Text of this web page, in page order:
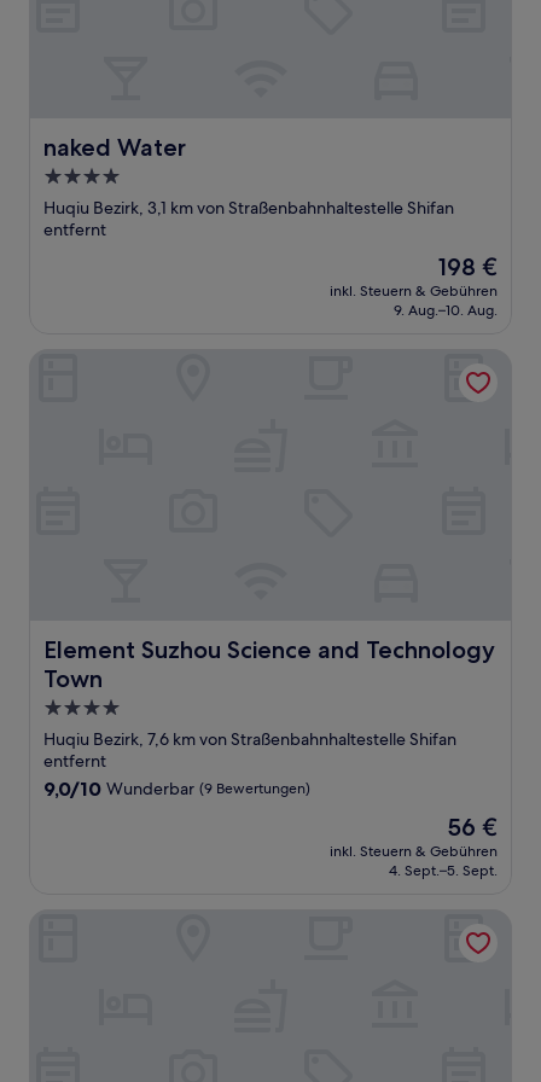
naked Water
naked Water
4.0-
Sterne-
Unterkunft
Huqiu Bezirk, 3,1 km von Straßenbahnhaltestelle Shifan
entfernt
Der
Preis
beträgt
198 €
inkl. Steuern & Gebühren
9. Aug.–10. Aug.
Element Suzhou Science and Technology
Town
Element Suzhou Science and Technology Town
4.0-
Sterne-
Unterkunft
Huqiu Bezirk, 7,6 km von Straßenbahnhaltestelle Shifan
entfernt
9.0
9,0/10 Wunderbar (9 Bewertungen)
Der
Preis
beträgt
56 €
inkl. Steuern & Gebühren
4. Sept.–5. Sept.